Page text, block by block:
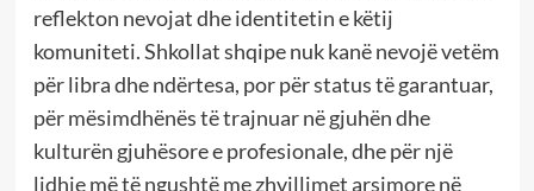
reflekton nevojat dhe identitetin e këtij
komuniteti. Shkollat shqipe nuk kanë nevojë vetëm
për libra dhe ndërtesa, por për status të garantuar,
për mësimdhënës të trajnuar në gjuhën dhe
kulturën gjuhësore e profesionale, dhe për një
lidhje më të ngushtë me zhvillimet arsimore në